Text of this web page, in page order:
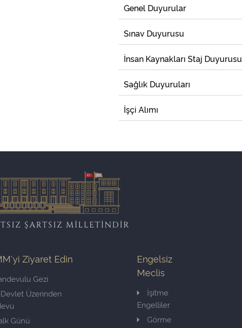
Genel Duyurular
Sınav Duyurusu
İnsan Kaynakları Staj Duyurusu
Sağlık Duyuruları
İşçi Alımı
ŞARTSIZ MİLLETİNDİR
Ziyaret Edin
Gezi
Üzerinden
Günü
Engelsiz
Meclis
İşitme
Engelliler
Görme